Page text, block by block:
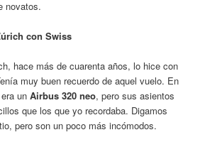
novatos.
con Swiss
hace más de cuarenta años, lo hice con
muy buen recuerdo de aquel vuelo. En
un Airbus 320 neo, pero sus asientos
que los que yo recordaba. Digamos
pero son un poco más incómodos.